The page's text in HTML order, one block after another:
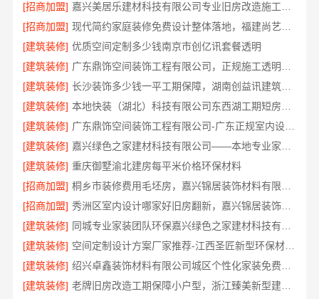
[招商加盟]
[招商加盟]
[建筑装修] 优质空间定制多少钱南京市创亿讯套餐透明
[建筑装修]
[建筑装修]
长沙装饰多少钱一平工期保障，湖南创益讯建筑有限公司全包服务
[建筑装修]
[建筑装修]
广东鼎饰空间装饰工程有限公司-广东正规室内设计透明化施工
[建筑装修]
[建筑装修] 重庆御墅渝北建房每平米价格环保材料
[招商加盟]
[招商加盟]
秀洲区室内设计哪家好旧房翻新，嘉兴锦居装饰材料有限公司
[建筑装修]
[建筑装修]
空间定制设计方案厂家推荐-江西圣匠新型环保材料有限公司
[建筑装修]
[建筑装修]
老牌旧房改造工期保障小户型，浙江臻美新型建材有限公司